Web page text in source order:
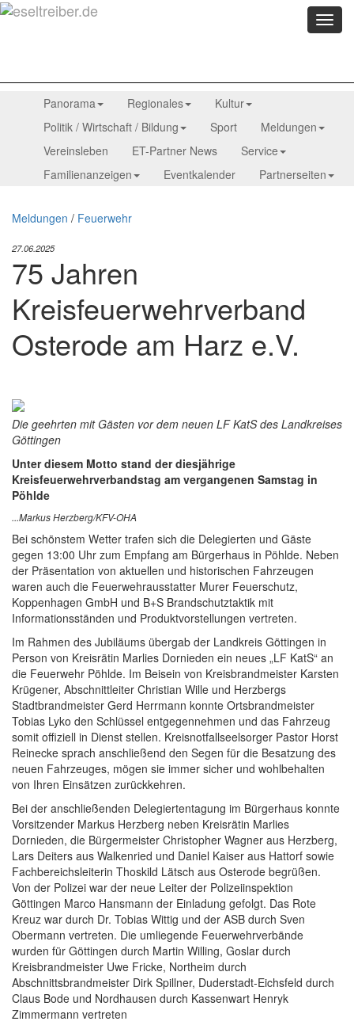
Menü
Panorama Regionales
Kultur
Politik / Wirtschaft / Bildung
Sport
Meldungen
Vereinsleben
ET-Partner News
Service
Familienanzeigen
Eventkalender Partnerseiten
Meldungen / Feuerwehr
27.06.2025
75 Jahren
Kreisfeuerwehrverband
Osterode am Harz e.V.
Die geehrten mit Gästen vor dem neuen LF KatS des Landkreises
Göttingen
Unter diesem Motto stand der diesjährige
Kreisfeuerwehrverbandstag am vergangenen Samstag in
Pöhlde
...Markus Herzberg/KFV-OHA
Bei schönstem Wetter trafen sich die Delegierten und Gäste
gegen 13:00 Uhr zum Empfang am Bürgerhaus in Pöhlde. Neben
der Präsentation von aktuellen und historischen Fahrzeugen
waren auch die Feuerwehrausstatter Murer Feuerschutz,
Koppenhagen GmbH und B+S Brandschutztaktik mit
Informationsständen und Produktvorstellungen vertreten.
Im Rahmen des Jubiläums übergab der Landkreis Göttingen in
Person von Kreisrätin Marlies Dornieden ein neues „LF KatS“ an
die Feuerwehr Pöhlde. Im Beisein von Kreisbrandmeister Karsten
Krügener, Abschnittleiter Christian Wille und Herzbergs
Stadtbrandmeister Gerd Herrmann konnte Ortsbrandmeister
Tobias Lyko den Schlüssel entgegennehmen und das Fahrzeug
somit offiziell in Dienst stellen. Kreisnotfallseelsorger Pastor Horst
Reinecke sprach anschließend den Segen für die Besatzung des
neuen Fahrzeuges, mögen sie immer sicher und wohlbehalten
von Ihren Einsätzen zurückkehren.
Bei der anschließenden Delegiertentagung im Bürgerhaus konnte
Vorsitzender Markus Herzberg neben Kreisrätin Marlies
Dornieden, die Bürgermeister Christopher Wagner aus Herzberg,
Lars Deiters aus Walkenried und Daniel Kaiser aus Hattorf sowie
Fachbereichsleiterin Thoskild Lätsch aus Osterode begrüßen.
Von der Polizei war der neue Leiter der Polizeiinspektion
Göttingen Marco Hansmann der Einladung gefolgt. Das Rote
Kreuz war durch Dr. Tobias Wittig und der ASB durch Sven
Obermann vertreten. Die umliegende Feuerwehrverbände
wurden für Göttingen durch Martin Willing, Goslar durch
Kreisbrandmeister Uwe Fricke, Northeim durch
Abschnittsbrandmeister Dirk Spillner, Duderstadt-Eichsfeld durch
Claus Bode und Nordhausen durch Kassenwart Henryk
Zimmermann vertreten